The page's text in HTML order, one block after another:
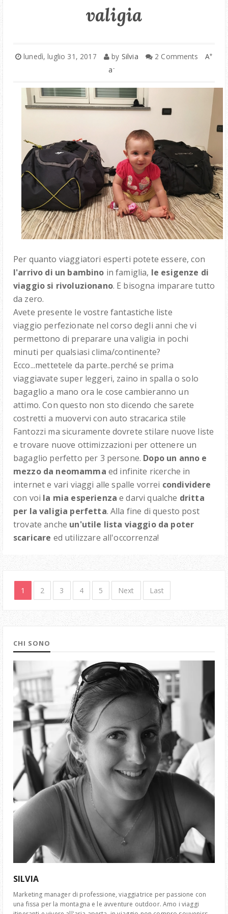
BRIANZA
COLLABORAZIONI
valigia
lunedì, luglio 31, 2017 by Silvia 2 Comments A+
a-
Per quanto viaggiatori esperti potete essere, con
l'arrivo di un bambino in famiglia, le esigenze di
viaggio si rivoluzionano. E bisogna imparare tutto
da zero.
Avete presente le vostre fantastiche liste
viaggio perfezionate nel corso degli anni che vi
permettono di preparare una valigia in pochi
minuti per qualsiasi clima/continente?
Ecco...mettetele da parte..perché se prima
viaggiavate super leggeri, zaino in spalla o solo
bagaglio a mano ora le cose cambieranno un
attimo. Con questo non sto dicendo che sarete
costretti a muovervi con auto stracarica stile
Fantozzi ma sicuramente dovrete stilare nuove liste
e trovare nuove ottimizzazioni per ottenere un
bagaglio perfetto per 3 persone. Dopo un anno e
mezzo da neomamma ed infinite ricerche in
internet e vari viaggi alle spalle vorrei condividere
con voi la mia esperienza e darvi qualche dritta
per la valigia perfetta. Alla fine di questo post
trovate anche un'utile lista viaggio da poter
scaricare ed utilizzare all'occorrenza!
1 2 3 4 5 Next Last
CHI SONO
SILVIA
Marketing manager di professione, viaggiatrice per passione con
una fissa per la montagna e le avventure outdoor. Amo i viaggi